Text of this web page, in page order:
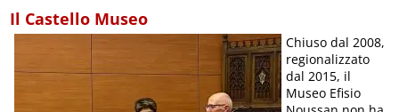
Il Castello Museo
Chiuso dal 2008,
regionalizzato
dal 2015, il
Museo Efisio